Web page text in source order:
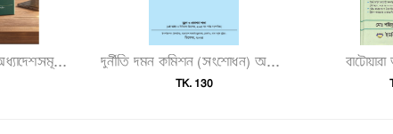
২০২৫ সালে প্রকাশিত অধ্যাদেশসমূহ (অধ্যাদেশ ১–৮০)" দুর্নীতি দমন কমিশন (সংশোধন) অধ্যাদেশ, ২০২৫ ও দুর্নীতি দমন কমিশন আইন, বিধিমালা ও সংশ্লিষ্ট আইনসমূহ"
TK. 130